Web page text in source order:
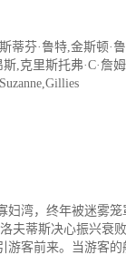
蒂芬·鲁特,金斯顿·
,克里斯托弗·C·詹
湾，终年被迷雾笼
夫蒂斯决心振兴衰
游客前来。当游客